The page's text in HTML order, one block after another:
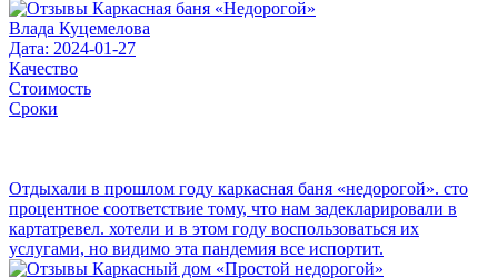
Влада Куцемелова
Дата: 2024-01-27
Качество
Стоимость
Сроки
Отдыхали в прошлом году каркасная баня «недорогой». сто
процентное соответствие тому, что нам задекларировали в
картатревел. хотели и в этом году воспользоваться их
услугами, но видимо эта пандемия все испортит.